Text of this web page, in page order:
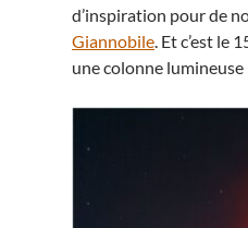
d’inspiration pour de
Giannobile. Et c’est le
une colonne lumineuse